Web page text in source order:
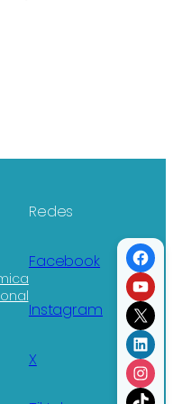
Redes
Facebook
Instagram
X
X